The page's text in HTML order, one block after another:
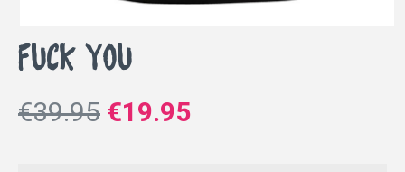
Fuck you
€39.95 €19.95